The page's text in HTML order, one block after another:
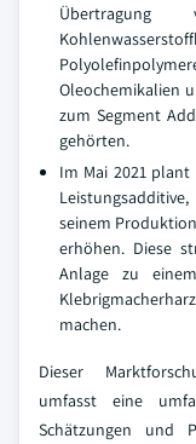
Übertragung
Oleochemikalien
zum Segment
gehörten.
Im Mai 2021
seinem
erhöhen. Diese
Anlage zu
machen.
Dieser
umfasst eine
Schätzungen und